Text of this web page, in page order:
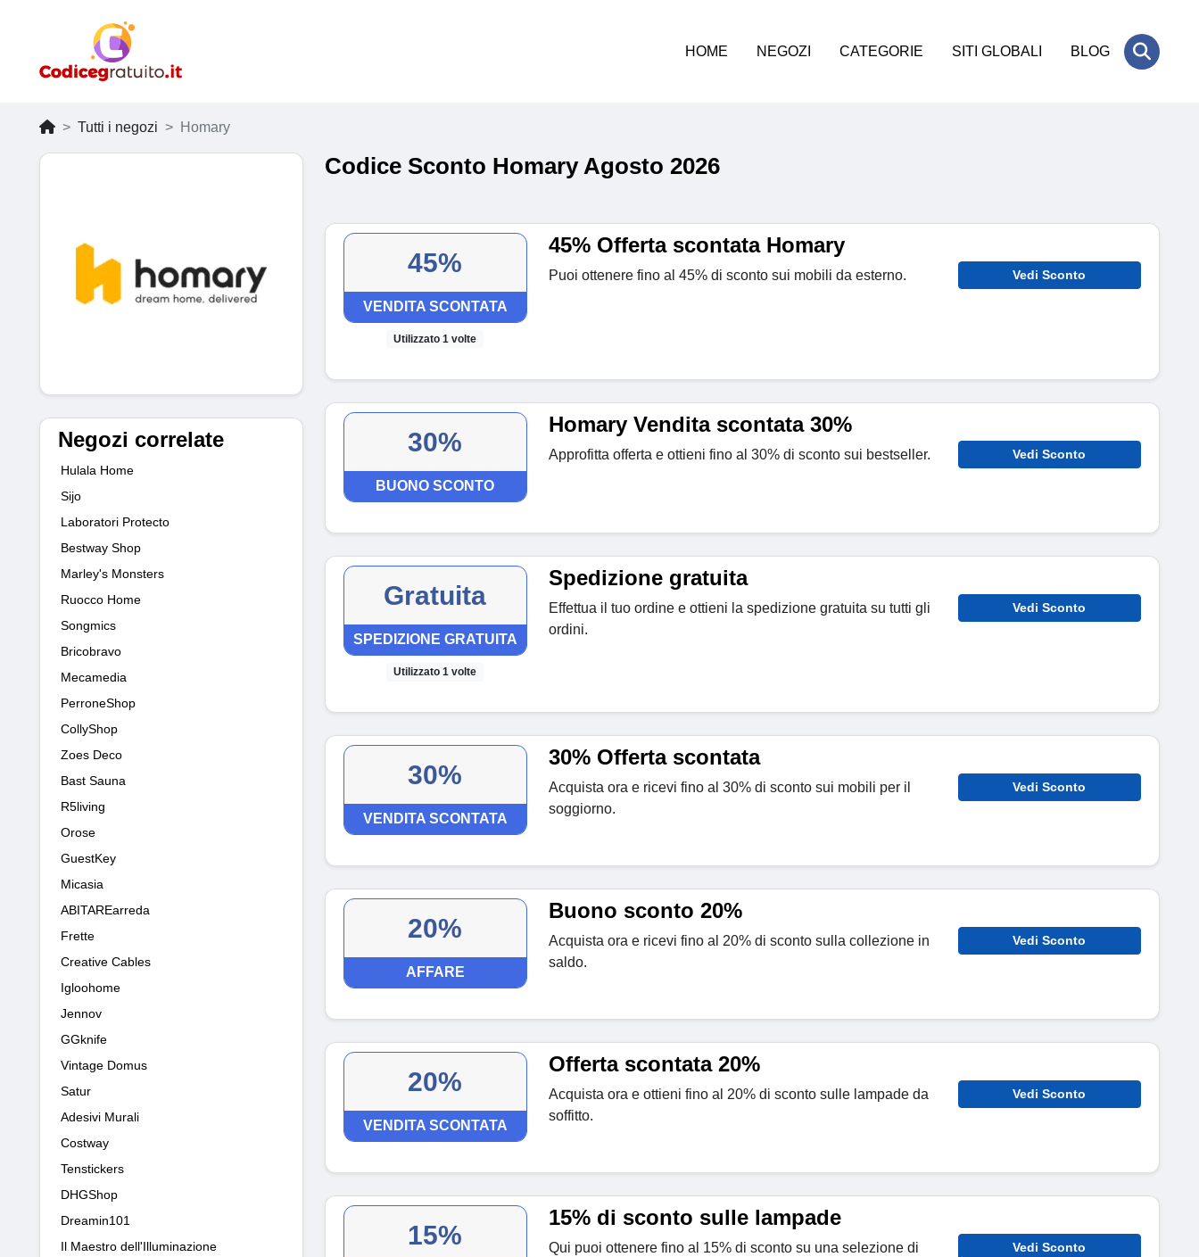
HOME NEGOZI CATEGORIE SITI GLOBALI BLOG
Tutti i negozi Homary
Negozi correlate
Hulala Home
Sijo
Laboratori Protecto
Bestway Shop
Marley's Monsters
Ruocco Home
Songmics
Bricobravo
Mecamedia
PerroneShop
CollyShop
Zoes Deco
Bast Sauna
R5living
Orose
GuestKey
Micasia
ABITAREarreda
Frette
Creative Cables
Igloohome
Jennov
GGknife
Vintage Domus
Satur
Adesivi Murali
Costway
Tenstickers
DHGShop
Dreamin101
Il Maestro dell'Illuminazione
Codice Sconto Homary Agosto 2026
45%
VENDITA SCONTATA
Utilizzato 1 volte
45% Offerta scontata Homary
Puoi ottenere fino al 45% di sconto sui mobili da esterno. Vedi Sconto
30%
BUONO SCONTO
Homary Vendita scontata 30%
Approfitta offerta e ottieni fino al 30% di sconto sui bestseller. Vedi Sconto
Gratuita
SPEDIZIONE GRATUITA
Utilizzato 1 volte
Spedizione gratuita
Effettua il tuo ordine e ottieni la spedizione gratuita su tutti gli
ordini.
Vedi Sconto
30%
VENDITA SCONTATA
30% Offerta scontata
Acquista ora e ricevi fino al 30% di sconto sui mobili per il
soggiorno.
Vedi Sconto
20%
AFFARE
Buono sconto 20%
Acquista ora e ricevi fino al 20% di sconto sulla collezione in
saldo.
Vedi Sconto
20%
VENDITA SCONTATA
Offerta scontata 20%
Acquista ora e ottieni fino al 20% di sconto sulle lampade da
soffitto.
Vedi Sconto
15%
15% di sconto sulle lampade
Qui puoi ottenere fino al 15% di sconto su una selezione di
Vedi Sconto